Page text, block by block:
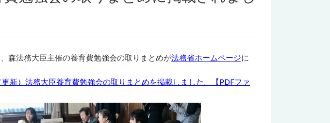
森法務大臣主催の養育費勉強会の取りまとめが法務省ホームページに
更新）法務大臣養育費勉強会の取りまとめを掲載しました。【PDFファ